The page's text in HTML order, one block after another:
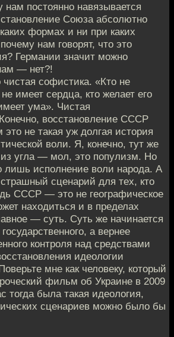
постоянно навязывается
Союза абсолютно
формах и ни при каких
нам говорят, что это
Германии значит можно
— нет?!
софистика. «Кто не
имеет сердца, кто желает его
ума». Чистая
восстановление СССР
не такая уж долгая история
воли. Я, конечно, тут же
угла — мол, это популизм. Но
лишь исполнение воли народа. А
сценарий для тех, кто
СССР — это не географическое
находиться и в пределах
— суть. Суть же начинается
а вернее
контроля над средствами
идеологии
мне как человеку, который
фильм об Украине в 2009
тогда была такая идеология,
сценариев можно было бы